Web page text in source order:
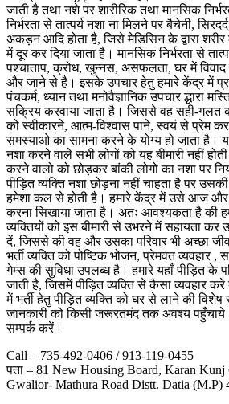
जाती है तथा नशे पर शारीरिक तथा मानसिक
निर्भरता से तात्पर्य नशा ना मिलने पर बैचेनी,
अकड़न आदि होता है, जिसे मेडिसिन के द्वारा
में दूर कर दिया जाता है। मानसिक निर्भरता से
पश्चाताप, क्रोध, खुन्नस, असफलता, घर में विवाद
और जाने से है। इसके उपचार हेतु हमारे केंद्र में
पंचकर्म, ध्यान तथा मनोवैज्ञानिक उपचार द्धारा
सक्रिय करवाया जाता है। जिससे वह सही-गलत
को स्वीकारने, आत्म-विश्वास पाने, स्वयं से प्रेम
समस्याओ का सामना करने के योग्य हो जाता है।
नशा करने वाले सभी लोगों को यह बीमारी नहीं
करने वालो को छोड़कर बांकी लोगो का नशा पर
पीड़ित व्यक्ति नशा छोड़ना नहीं चाहता है पर
हमेशा कल से होती है। हमारे केंद्र में उसे आज और
करना सिखाया जाता है। अतः आवश्यकता है की
व्यक्तियों को इस बीमारी से उभरने में सहायता
दें, जिससे की वह और उसका परिवार भी अच्छा
भर्ती व्यक्ति को पोष्टिक भोजन, प्रेमवत व्यवहार ,
गेम्स की सुविधा उपलब्ध है। हमारे यहाँ पीड़ित के
जाती है, जिसमें पीड़ित व्यक्ति से कैसा व्यवहार करे
में भर्ती हेतु पीड़ित व्यक्ति को घर से लाने की विशेष
जानकारी को किसी जरूरतमंद तक अवश्य
सम्पर्क करें।
Call – 735-492-0406 / 913-119-0455
पता – 81 New Housing Board, Karan
Gwalior- Mathura Road Distt. Datia (M.P)